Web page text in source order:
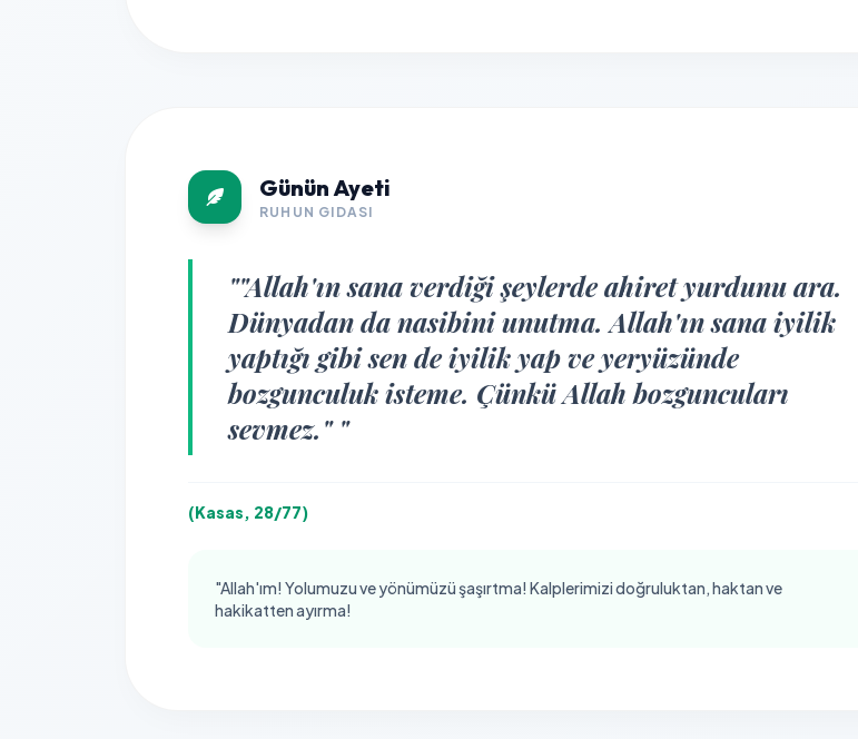
Günün Ayeti
RUHUN GIDASI
""Allah'ın sana verdiği şeylerde ahiret yurdunu ara.
Dünyadan da nasibini unutma. Allah'ın sana iyilik
yaptığı gibi sen de iyilik yap ve yeryüzünde
bozgunculuk isteme. Çünkü Allah bozguncuları
sevmez." "
(Kasas, 28/77)
"Allah'ım! Yolumuzu ve yönümüzü şaşırtma! Kalplerimizi doğruluktan, haktan ve
hakikatten ayırma!